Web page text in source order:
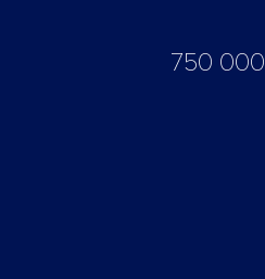
750 000